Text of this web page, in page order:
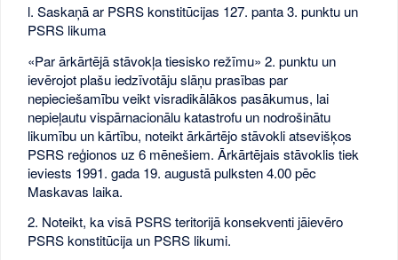
l. Saskaņā ar PSRS konstitūcijas 127. panta 3. punktu un
PSRS likuma
«Par ārkārtējā stāvokļa tiesisko režīmu» 2. punktu un
ievērojot plašu iedzīvotāju slāņu prasības par
nepieciešamību veikt visradikālākos pasākumus, lai
nepieļautu vispārnacionālu katastrofu un nodrošinātu
likumību un kārtību, noteikt ārkārtējo stāvokli atsevišķos
PSRS reģionos uz 6 mēnešiem. Ārkārtējais stāvoklis tiek
ieviests 1991. gada 19. augustā pulksten 4.00 pēc
Maskavas laika.
2. Noteikt, ka visā PSRS teritorijā konsekventi jāievēro
PSRS konstitūcija un PSRS likumi.